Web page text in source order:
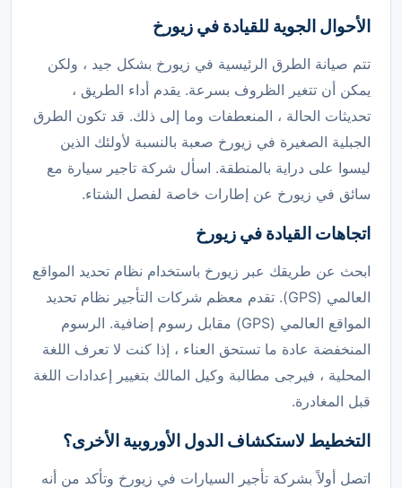
الأحوال الجوية للقيادة في زيورخ
تتم صيانة الطرق الرئيسية في زيورخ بشكل جيد ، ولكن
يمكن أن تتغير الظروف بسرعة. يقدم أداء الطريق ،
تحديثات الحالة ، المنعطفات وما إلى ذلك. قد تكون الطرق
الجبلية الصغيرة في زيورخ صعبة بالنسبة لأولئك الذين
ليسوا على دراية بالمنطقة. اسأل شركة تاجير سيارة مع
سائق في زيورخ عن إطارات خاصة لفصل الشتاء.
اتجاهات القيادة في زيورخ
ابحث عن طريقك عبر زيورخ باستخدام نظام تحديد المواقع
العالمي (GPS). تقدم معظم شركات التأجير نظام تحديد
المواقع العالمي (GPS) مقابل رسوم إضافية. الرسوم
المنخفضة عادة ما تستحق العناء ، إذا كنت لا تعرف اللغة
المحلية ، فيرجى مطالبة وكيل المالك بتغيير إعدادات اللغة
قبل المغادرة.
التخطيط لاستكشاف الدول الأوروبية الأخرى؟
اتصل أولاً بشركة تأجير السيارات في زيورخ وتأكد من أنه